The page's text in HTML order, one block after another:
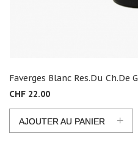
Faverges Blanc Res.du Ch.de
CHF 22.00
AJOUTER AU PANIER +